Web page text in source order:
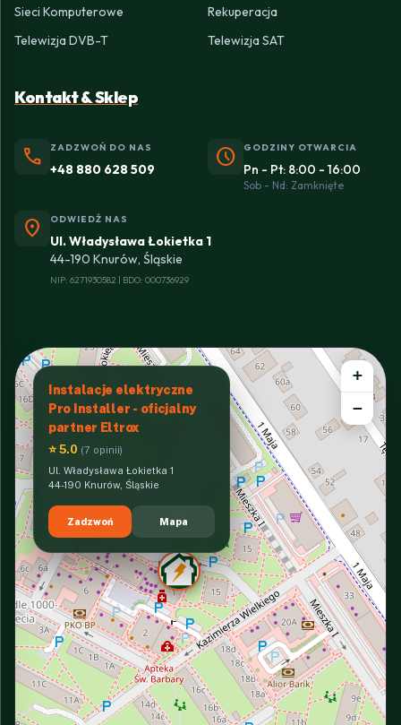
Sieci Komputerowe
Rekuperacja
Telewizja DVB-T
Telewizja SAT
Kontakt & Sklep
phone ZADZWOŃ DO NAS
+48 880 628 509 schedule GODZINY OTWARCIA
Pn - Pt: 8:00 - 16:00
Sob - Nd: Zamknięte
location_on ODWIEDŹ NAS
Ul. Władysława Łokietka 1
44-190 Knurów, Śląskie
NIP: 6271930582 | BDO: 000736929
Instalacje elektryczne
Pro Installer - oficjalny
partner Eltrox
⭐ 5.0 (7 opinii)
Ul. Władysława Łokietka 1
44-190 Knurów, Śląskie
Zadzwoń Mapa
+
−